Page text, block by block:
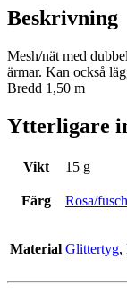
Beskrivning
Mesh/nät med
ärmar. Kan också
Bredd 1,50 m
Ytterligare
Vikt 15 g
Färg Rosa/
Material Glittertyg,